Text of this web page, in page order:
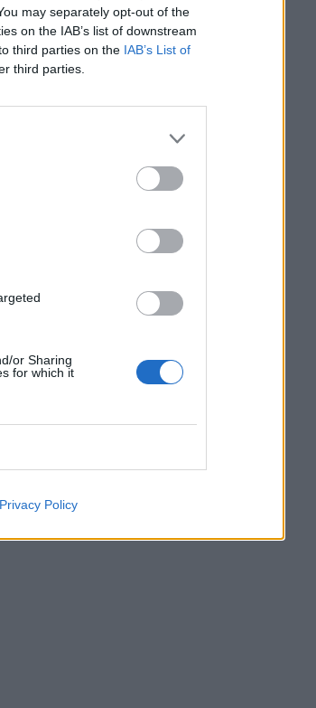
may separately opt-out of the
on the IAB’s list of downstream
third parties on the IAB’s List of
third parties.
or Sharing
for which it
Privacy Policy